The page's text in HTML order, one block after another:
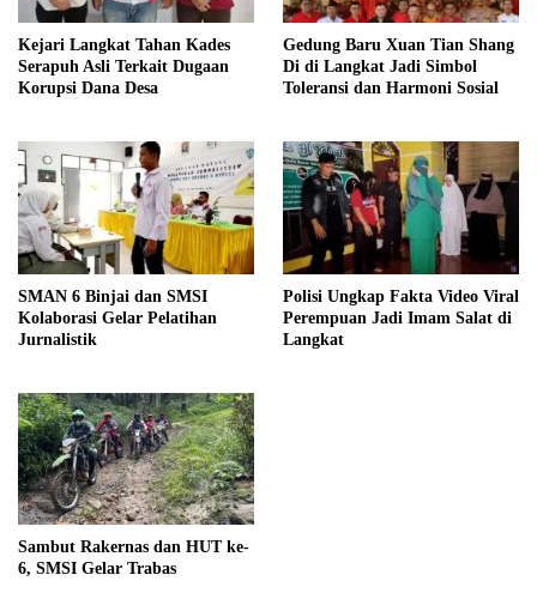
Kejari Langkat Tahan Kades
Serapuh Asli Terkait Dugaan
Korupsi Dana Desa
Gedung Baru Xuan Tian Shang
Di di Langkat Jadi Simbol
Toleransi dan Harmoni Sosial
SMAN 6 Binjai dan SMSI
Kolaborasi Gelar Pelatihan
Jurnalistik
Polisi Ungkap Fakta Video Viral
Perempuan Jadi Imam Salat di
Langkat
Sambut Rakernas dan HUT ke-
6, SMSI Gelar Trabas